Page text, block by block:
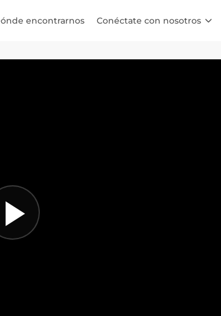
encontrarnos Conéctate con nosotros